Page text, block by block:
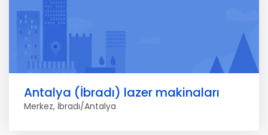
Antalya (İbradı) lazer makinaları
Merkez, İbradı/Antalya